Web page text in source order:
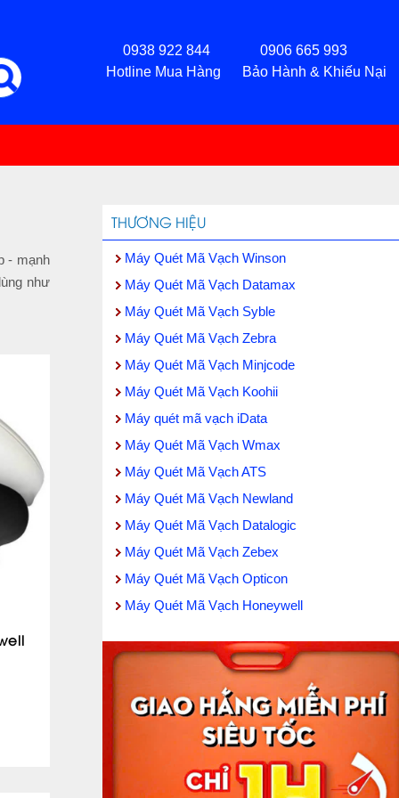
0938 922 844 0906 665 993
Hotline Mua Hàng Bảo Hành & Khiếu Nại
- mạnh
như
THƯƠNG HIỆU
Máy Quét Mã Vạch Winson
Máy Quét Mã Vạch Datamax
Máy Quét Mã Vạch Syble
Máy Quét Mã Vạch Zebra
Máy Quét Mã Vạch Minjcode
Máy Quét Mã Vạch Koohii
Máy quét mã vạch iData
Máy Quét Mã Vạch Wmax
Máy Quét Mã Vạch ATS
Máy Quét Mã Vạch Newland
Máy Quét Mã Vạch Datalogic
Máy Quét Mã Vạch Zebex
Máy Quét Mã Vạch Opticon
Máy Quét Mã Vạch Honeywell